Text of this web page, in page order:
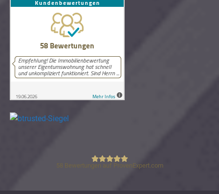
Lutz Schneider Immobilienbewertung
58 Bewertungen auf ProvenExpert.com